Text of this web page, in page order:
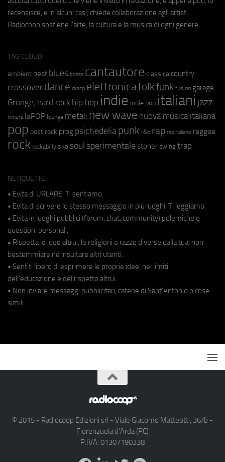
recensisce, e in alcuni casi, chiede collaborazione agli artisti.
Radiocoop sostiene l'arte, la cultura e la musica di ogni genere.
TAG CLOUD
ambient beat blues bossa cantautore classica country
crossover dance disco elettronicafolkfunk fusion garage
Grunge; hard rock hip hop indie indie pop italiani jazz
kimura laPOP lounge metal; new wave nuova musica italiana
pop post rock prog psichedeliapunk r&b rap rap italiano reggae
rock rockabilly ska soul sperimentale stoner swing trap
NETIQUETTE
• Evita di URLARE. Ti sentiamo.
• Evita di scrivere lo stesso messaggio in più luoghi. Ti leggiamo.
• Evita in luoghi pubblici (forum, chat, community) polemiche e
questioni personali.
• Rispetta le idee altrui, le religioni e razze diverse dalla tua, non
bestemmiare né insultare altri utenti.
• Sentiti libero di esprimere le proprie idee, nei limiti
dell'educazione e del rispetto altrui.
• Non inviare messaggi pubblicitari, catene di Sant'Antonio o cose
simili.
© 2015 - Radiocoop Edizioni srl - Viale Giacomo Matteotti, 36/b -
Fiorenzuola d'Arda (PC)
P.IVA: 01307190338